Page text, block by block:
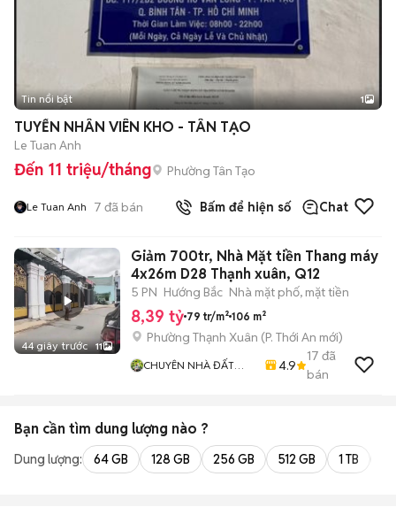
Tin nổi bật 1
TUYỂN NHÂN VIÊN KHO - TÂN TẠO
Le Tuan Anh
Đến 11 triệu/tháng Phường Tân Tạo
Le Tuan Anh 7 đã bán Bấm để hiện số Chat
44 giây trước 11
Giảm 700tr, Nhà Mặt tiền Thang máy
4x26m D28 Thạnh xuân, Q12
5 PN Hướng Bắc Nhà mặt phố, mặt tiền
8,39 tỷ 79 tr/m² 106 m²
Phường Thạnh Xuân (P. Thới An mới)
CHUYÊN NHÀ ĐẤT
4.9
17 đã
bán
Bạn cần tìm dung lượng nào ?
Dung lượng: 64 GB 128 GB 256 GB 512 GB 1 TB